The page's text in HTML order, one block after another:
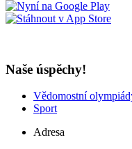
Naše úspěchy!
Vědomostní
Sport
Adresa